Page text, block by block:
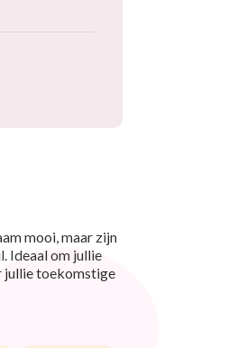
mooi, maar zijn
Ideaal om jullie
jullie toekomstige